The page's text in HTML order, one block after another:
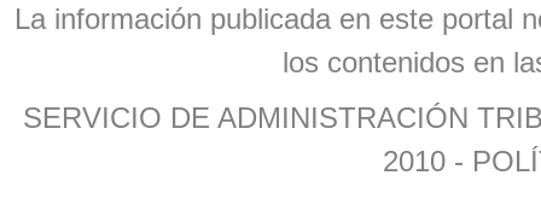
La información publicada en este portal
los contenidos en
SERVICIO DE ADMINISTRACIÓN
2010 -